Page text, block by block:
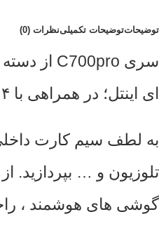
توضیحاتتوضیحات تکمیلینظرات (0)
ای اینتل؛ در همراهی با ۴ گیگ رم و ۶۴ گیگ حافظه داخلی، تمامی خواسته های شما را از یک دستگاه به خوبی و با سرعت عالی برطرف میکند.